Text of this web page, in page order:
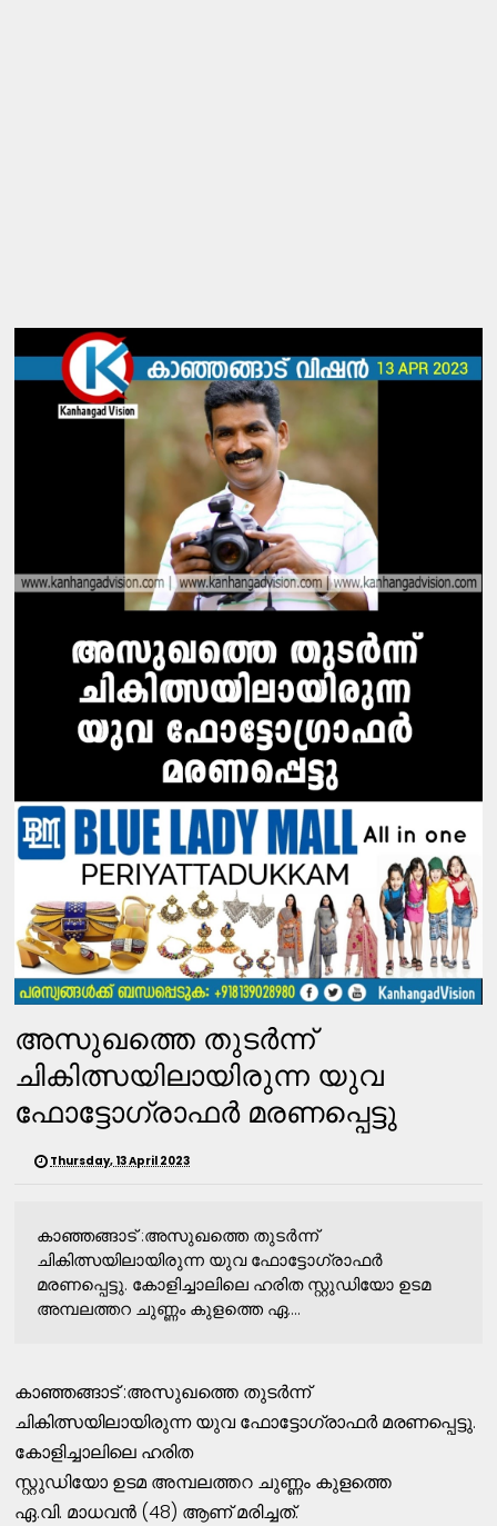
അസുഖത്തെ തുടർന്ന്
ചികിത്സയിലായിരുന്ന യുവ
ഫോട്ടോഗ്രാഫർ മരണപ്പെട്ടു
Thursday, 13 April 2023
കാഞ്ഞങ്ങാട് :അസുഖത്തെ തുടർന്ന്
ചികിത്സയിലായിരുന്ന യുവ ഫോട്ടോഗ്രാഫർ
മരണപ്പെട്ടു. കോളിച്ചാലിലെ ഹരിത സ്റ്റുഡിയോ ഉടമ
അമ്പലത്തറ ചുണ്ണം കുളത്തെ ഏ....
കാഞ്ഞങ്ങാട് :അസുഖത്തെ തുടർന്ന്
ചികിത്സയിലായിരുന്ന യുവ ഫോട്ടോഗ്രാഫർ മരണപ്പെട്ടു.
കോളിച്ചാലിലെ ഹരിത
സ്റ്റുഡിയോ ഉടമ അമ്പലത്തറ ചുണ്ണം കുളത്തെ
ഏ.വി. മാധവൻ (48) ആണ് മരിച്ചത്.